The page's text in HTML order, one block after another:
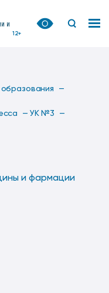
и
12+
образования —
— УК №3 —
и фармации